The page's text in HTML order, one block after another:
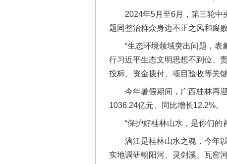
2024年5月至6月，第三轮中央
题同整治群众身边不正之风和腐
“生态环境领域突出问题，表象
行习近平生态文明思想不到位、
投标、资金拨付、项目验收等关
今年暑假期间，广西桂林再迎
1036.24亿元、同比增长12.2%。
“保护好桂林山水，是你们的首
漓江是桂林山水之魂，今年以
实地调研朝阳河、灵剑溪、瓦窑